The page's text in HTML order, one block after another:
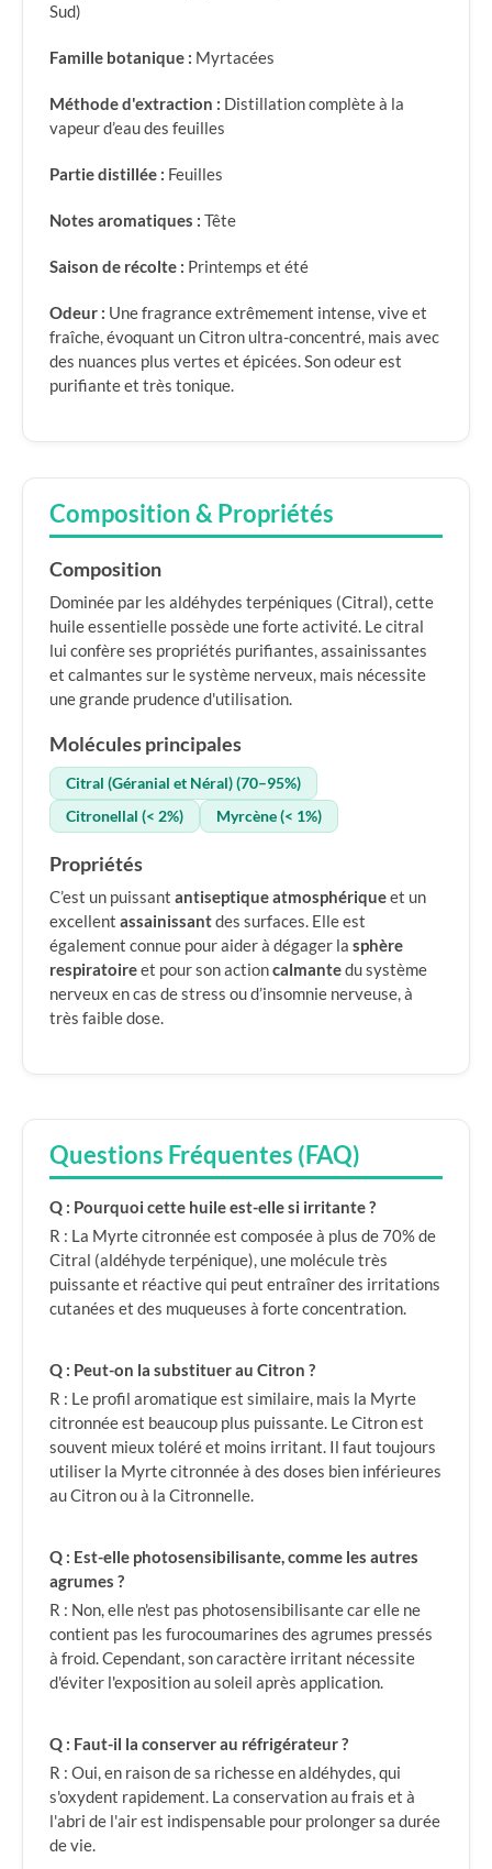
Sud)
Famille botanique : Myrtacées
Méthode d'extraction : Distillation complète à la
vapeur d’eau des feuilles
Partie distillée : Feuilles
Notes aromatiques : Tête
Saison de récolte : Printemps et été
Odeur : Une fragrance extrêmement intense, vive et
fraîche, évoquant un Citron ultra-concentré, mais avec
des nuances plus vertes et épicées. Son odeur est
purifiante et très tonique.
Composition & Propriétés
Composition
Dominée par les aldéhydes terpéniques (Citral), cette
huile essentielle possède une forte activité. Le citral
lui confère ses propriétés purifiantes, assainissantes
et calmantes sur le système nerveux, mais nécessite
une grande prudence d'utilisation.
Molécules principales
Citral (Géranial et Néral) (70–95%)
Citronellal (< 2%)
Myrcène (< 1%)
Propriétés
C’est un puissant antiseptique atmosphériqueet un
excellent assainissantdes surfaces. Elle est
également connue pour aider à dégager la sphère
respiratoireet pour son actioncalmantedu système
nerveux en cas de stress ou d’insomnie nerveuse, à
très faible dose.
Questions Fréquentes (FAQ)
Q : Pourquoi cette huile est-elle si irritante ?
R : La Myrte citronnée est composée à plus de 70% de
Citral (aldéhyde terpénique), une molécule très
puissante et réactive qui peut entraîner des irritations
cutanées et des muqueuses à forte concentration.
Q : Peut-on la substituer au Citron ?
R : Le profil aromatique est similaire, mais la Myrte
citronnée est beaucoup plus puissante. Le Citron est
souvent mieux toléré et moins irritant. Il faut toujours
utiliser la Myrte citronnée à des doses bien inférieures
au Citron ou à la Citronnelle.
Q : Est-elle photosensibilisante, comme les autres
agrumes ?
R : Non, elle n'est pas photosensibilisante car elle ne
contient pas les furocoumarines des agrumes pressés
à froid. Cependant, son caractère irritant nécessite
d'éviter l'exposition au soleil après application.
Q : Faut-il la conserver au réfrigérateur ?
R : Oui, en raison de sa richesse en aldéhydes, qui
s'oxydent rapidement. La conservation au frais et à
l'abri de l'air est indispensable pour prolonger sa durée
de vie.